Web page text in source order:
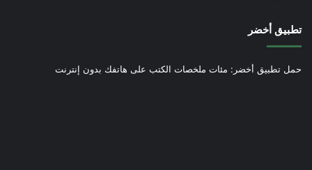
تطبيق أخضر
حمل تطبيق أخضر: مئات ملخصات الكتب على هاتفك بدون إنترنت